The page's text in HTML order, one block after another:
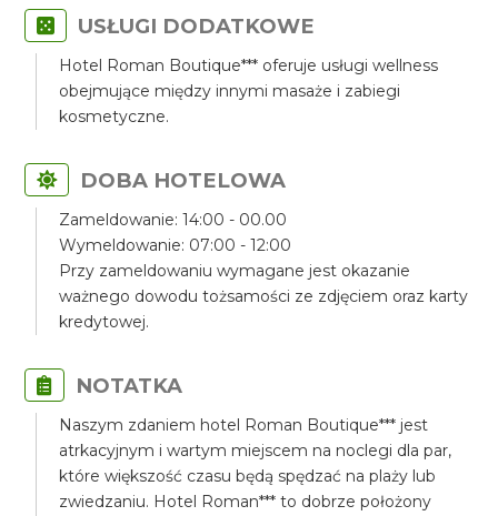
USŁUGI DODATKOWE
Hotel Roman Boutique*** oferuje usługi wellness
obejmujące między innymi masaże i zabiegi
kosmetyczne.
DOBA HOTELOWA
Zameldowanie: 14:00 - 00.00
Wymeldowanie: 07:00 - 12:00
Przy zameldowaniu wymagane jest okazanie
ważnego dowodu tożsamości ze zdjęciem oraz karty
kredytowej.
NOTATKA
Naszym zdaniem hotel Roman Boutique*** jest
atrkacyjnym i wartym miejscem na noclegi dla par,
które większość czasu będą spędzać na plaży lub
zwiedzaniu. Hotel Roman*** to dobrze położony